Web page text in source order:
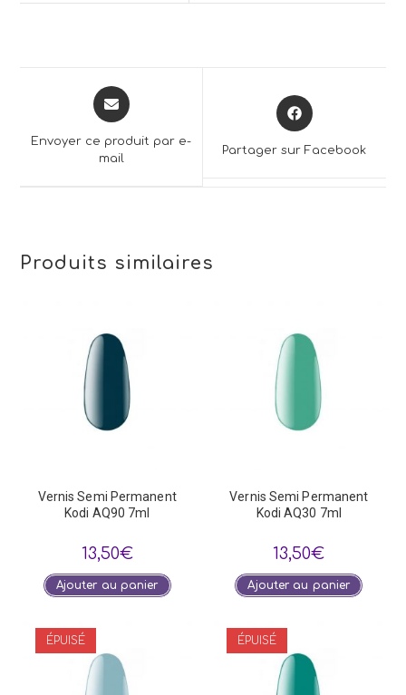
Opens
in
new
Envoyer ce produit par e-
mail
Opens
in
Partager sur Facebook
Produits similaires
Vernis Semi Permanent
Kodi AQ90 7ml
13,50€
Ajouter au panier
Vernis Semi Permanent
Kodi AQ30 7ml
13,50€
Ajouter au panier
ÉPUISÉ ÉPUISÉ